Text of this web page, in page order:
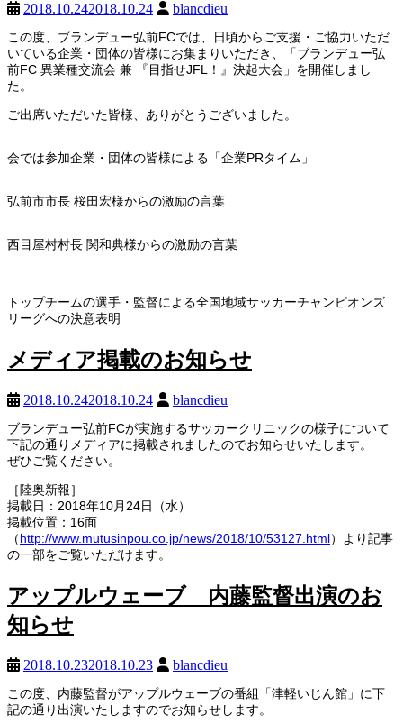
2018.10.242018.10.24 blancdieu
この度、ブランデュー弘前FCでは、日頃からご支援・ご協力いただ
いている企業・団体の皆様にお集まりいただき、「ブランデュー弘
前FC 異業種交流会 兼 『目指せJFL！』決起大会」を開催しまし
た。
ご出席いただいた皆様、ありがとうございました。
会では参加企業・団体の皆様による「企業PRタイム」
弘前市市長 桜田宏様からの激励の言葉
西目屋村村長 関和典様からの激励の言葉
トップチームの選手・監督による全国地域サッカーチャンピオンズ
リーグへの決意表明
メディア掲載のお知らせ
2018.10.242018.10.24 blancdieu
ブランデュー弘前FCが実施するサッカークリニックの様子について
下記の通りメディアに掲載されましたのでお知らせいたします。
ぜひご覧ください。
［陸奥新報］
掲載日：2018年10月24日（水）
掲載位置：16面
（http://www.mutusinpou.co.jp/news/2018/10/53127.html）より記事
の一部をご覧いただけます。
アップルウェーブ 内藤監督出演のお
知らせ
2018.10.232018.10.23 blancdieu
この度、内藤監督がアップルウェーブの番組「津軽いじん館」 に下
記の通り出演いたしますのでお知らせします。